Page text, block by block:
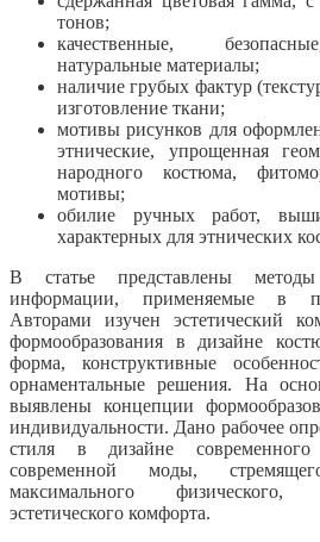
тонов;
качественные,
натуральные материалы;
наличие грубых фактур
изготовление ткани;
мотивы рисунков для
этнические, упрощенная
народного костюма,
мотивы;
обилие ручных работ,
характерных для этнических
В статье представлены
информации, применяемые в
Авторами изучен эстетический
формообразования в дизайне
форма, конструктивные
орнаментальные решения. На
выявлены концепции
индивидуальности. Дано рабочее
стиля в дизайне
современной моды,
максимального физического,
эстетического комфорта.